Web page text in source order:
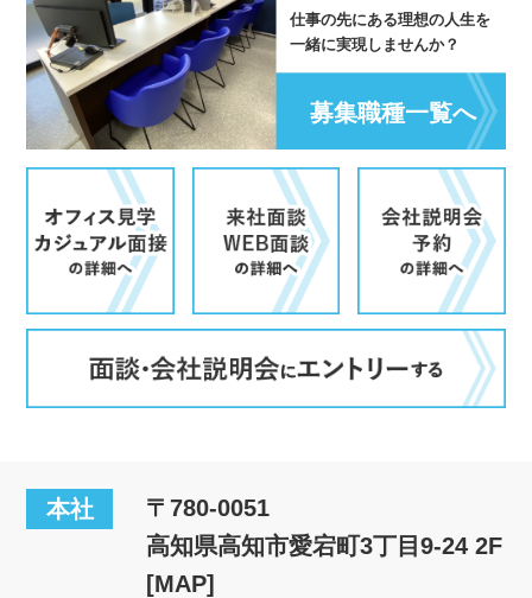
仕事の先にある理想の人生を
一緒に実現しませんか？
募集職種一覧へ
本社
〒780-0051
高知県高知市愛宕町3丁目9-24 2F
[MAP]